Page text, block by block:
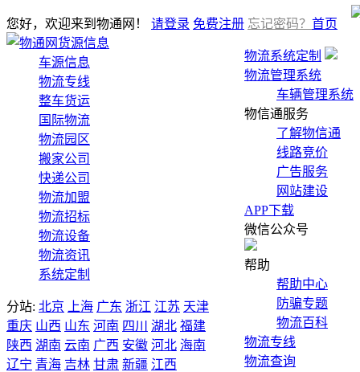
您好，欢迎来到物通网！ 请登录 免费注册 忘记密码？
物流系统定制
物流管理系统
车辆管理系统
物信通服务
了解物信通
线路竞价
广告服务
网站建设
APP下载
微信公众号
帮助
帮助中心
防骗专题
物流百科
物流专线
物流查询
首页
货源信息
车源信息
物流专线
整车货运
国际物流
物流园区
搬家公司
快递公司
物流加盟
物流招标
物流设备
物流资讯
系统定制
分站: 北京 上海 广东 浙江 江苏 天津
重庆 山西 山东 河南 四川 湖北 福建
陕西 湖南 云南 广西 安徽 河北 海南
辽宁 青海 吉林 甘肃 新疆 江西